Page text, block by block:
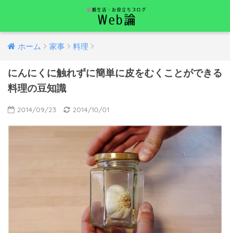
ホーム 家事 料理
にんにくに触れずに簡単に皮をむくことができる
料理の豆知識
2014/09/23 2014/10/01